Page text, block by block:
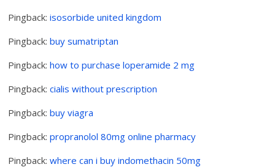
Pingback:isosorbide united kingdom
Pingback:buy sumatriptan
Pingback:how to purchase loperamide 2 mg
Pingback:cialis without prescription
Pingback:buy viagra
Pingback:propranolol 80mg online pharmacy
Pingback:where can i buy indomethacin 50mg